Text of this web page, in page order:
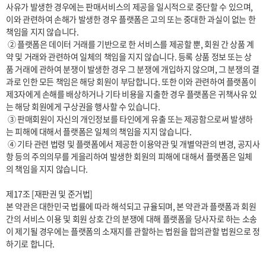
사유가 발생한 경우에는 판매서비스의 제공을 일시적으로 중단할 수 있으며,
이와 관련하여 손해가 발생한 경우 플랫폼은 고의 또는 중대한 과실이 없는 한
책임을 지지 않습니다.
약 및 거래와 관련하여 일체의 책임을 지지 않습니다. 등록 상품 정보 또는 상
품 거래에 관하여 분쟁이 발생한 경우 그 분쟁에 개입하지 않으며, 그 분쟁의 결
과로 인한 모든 책임은 해당 회원이 부담합니다. 또한 이와 관련하여 플랫폼이
제3자에게 손해를 배상하거나 기타 비용을 지출한 경우 플랫폼은 귀책사유 있
는 해당 회원에게 구상권을 행사할 수 있습니다.
는 피해에 대해서 플랫폼은 일체의 책임을 지지 않습니다.
항 등의 주의의무를 게을리하여 발생한 회원의 피해에 대해서 플랫폼은 일체
의 책임을 지지 않습니다.
제17조 [재판권 및 준거법]
본 약관은 대한민국 법률에 따라 해석되고 규율되며, 본 약관과 플랫폼과 회원
간의 서비스 이용 및 회원 상호 간의 분쟁에 대해 플랫폼을 당사자로 하는 소송
이 제기될 경우에는 플랫폼의 소재지를 관할하는 법원을 합의관할 법원으로 정
하기로 합니다.